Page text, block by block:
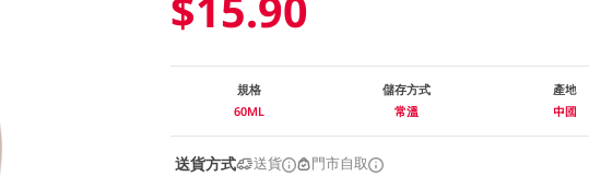
規格
60ML
儲存方式
常溫
產地
中國
送貨方式 送貨 門市自取